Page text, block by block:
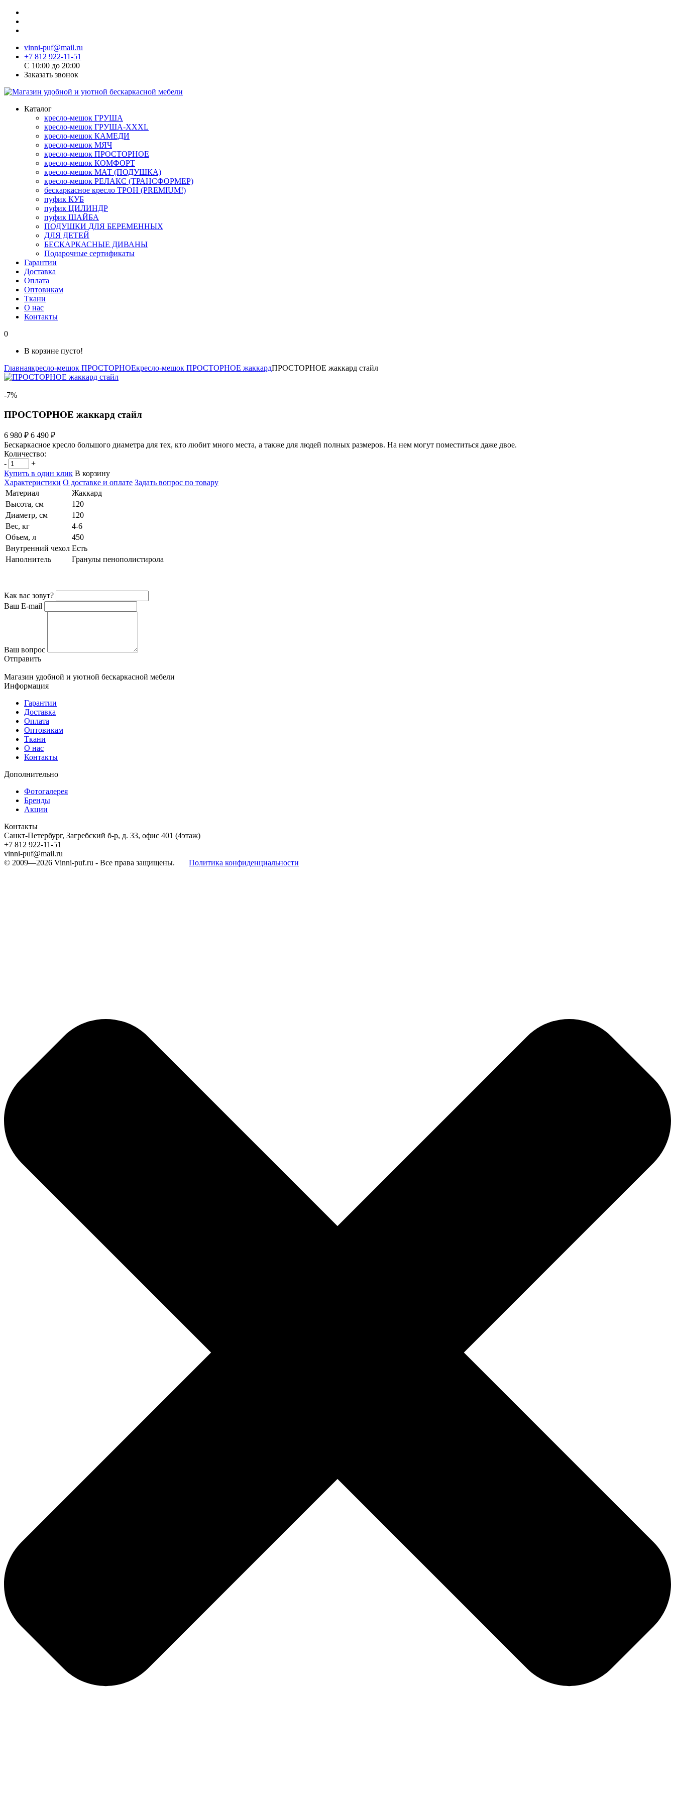
vinni-puf@mail.ru
+7 812 922-11-51
C 10:00 до 20:00
Заказать звонок
Каталог
кресло-мешок ГРУША
кресло-мешок ГРУША-XXXL
кресло-мешок КАМЕДИ
кресло-мешок МЯЧ
кресло-мешок ПРОСТОРНОЕ
кресло-мешок КОМФОРТ
кресло-мешок МАТ (ПОДУШКА)
кресло-мешок РЕЛАКС (ТРАНСФОРМЕР)
бескаркасное кресло ТРОН (PREMIUM!)
пуфик КУБ
пуфик ЦИЛИНДР
пуфик ШАЙБА
ПОДУШКИ ДЛЯ БЕРЕМЕННЫХ
ДЛЯ ДЕТЕЙ
БЕСКАРКАСНЫЕ ДИВАНЫ
Подарочные сертификаты
Гарантии
Доставка
Оплата
Оптовикам
Ткани
О нас
Контакты
0
В корзине пусто!
Главнаякресло-мешок ПРОСТОРНОЕкресло-мешок ПРОСТОРНОЕ жаккардПРОСТОРНОЕ жаккард стайл
-7%
ПРОСТОРНОЕ жаккард стайл
6 980 ₽ 6 490 ₽
Бескаркасное кресло большого диаметра для тех, кто любит много места, а также для людей полных размеров. На нем могут поместиться даже двое.
Количество:
-
+
Купить в один клик В корзину
Характеристики О доставке и оплате Задать вопрос по товару
Материал
Жаккард
Высота, см
120
Диаметр, см
120
Вес, кг
4-6
Объем, л
450
Внутренний чехол Есть
Наполнитель
Гранулы пенополистирола
Как вас зовут?
Ваш E-mail
Ваш вопрос
Отправить
Магазин удобной и уютной бескаркасной мебели
Информация
Гарантии
Доставка
Оплата
Оптовикам
Ткани
О нас
Контакты
Дополнительно
Фотогалерея
Бренды
Акции
Контакты
Санкт-Петербург, Загребский б-р, д. 33, офис 401 (4этаж)
+7 812 922-11-51
vinni-puf@mail.ru
© 2009—2026 Vinni-puf.ru - Все права защищены. Политика конфиденциальности